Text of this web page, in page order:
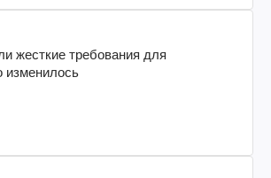
жесткие требования для
изменилось